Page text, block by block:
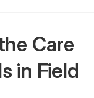
Care
in Field